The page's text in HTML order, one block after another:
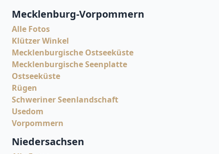
Mecklenburg-Vorpommern
Alle Fotos
Klützer Winkel
Mecklenburgische Ostseeküste
Mecklenburgische Seenplatte
Ostseeküste
Rügen
Schweriner Seenlandschaft
Usedom
Vorpommern
Niedersachsen